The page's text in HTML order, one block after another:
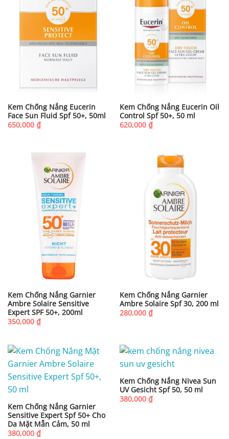
Kem Chống Nắng Eucerin
Face Sun Fluid Spf 50+, 50ml
650,000 ₫
Kem Chống Nắng Eucerin Oil
Control Spf 50+, 50 ml
620,000 ₫
Kem Chống Nắng Garnier
Ambre Solaire Sensitive
Expert SPF 50+, 200ml
350,000 ₫
Kem Chống Nắng Garnier
Ambre Solaire Spf 30, 200 ml
280,000 ₫
Kem Chống Nắng Garnier
Sensitive Expert Spf 50+ Cho
Da Mặt Mẫn Cảm, 50 ml
380,000 ₫
Kem Chống Nắng Nivea Sun
UV Gesicht Spf 50, 50 ml
380,000 ₫